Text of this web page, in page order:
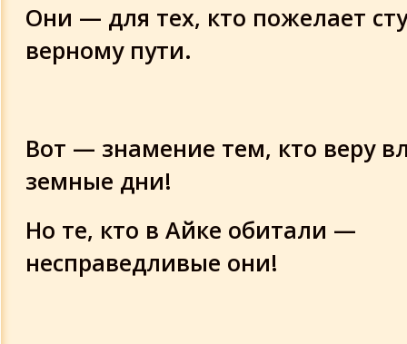
Они — для тех, кто пожелает
верному пути.
Вот — знамение тем, кто веру
земные дни!
Но те, кто в Айке обитали —
несправедливые они!